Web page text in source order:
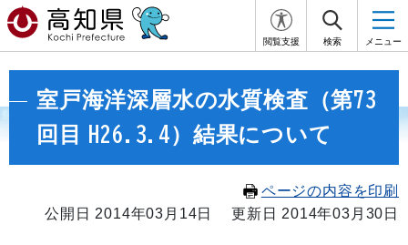
閲覧支援 検索 メニュー
室戸海洋深層水の水質検査（第73
回目 H26.3.4）結果について
ページの内容を印刷
公開日 2014年03月14日
更新日 2014年03月30日